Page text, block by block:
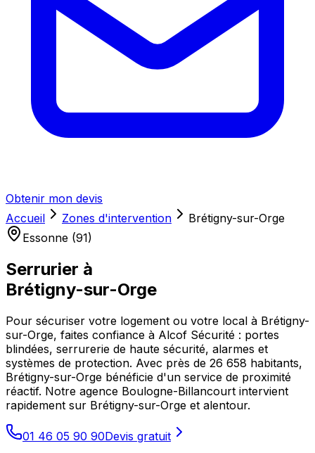
Obtenir mon devis
Accueil
Zones d'intervention
Brétigny-sur-Orge
Essonne (91)
Serrurier à
Brétigny-sur-Orge
Pour sécuriser votre logement ou votre local à Brétigny-
sur-Orge, faites confiance à Alcof Sécurité : portes
blindées, serrurerie de haute sécurité, alarmes et
systèmes de protection. Avec près de 26 658 habitants,
Brétigny-sur-Orge bénéficie d'un service de proximité
réactif. Notre agence Boulogne-Billancourt intervient
rapidement sur Brétigny-sur-Orge et alentour.
01 46 05 90 90Devis gratuit